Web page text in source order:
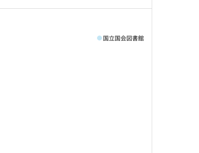
国立国会図書館